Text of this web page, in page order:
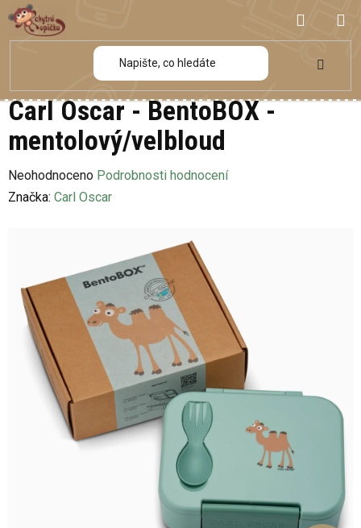
Přejít
na
obsah
KOŠÍK
Carl Oscar - BentoBOX -
mentolový/velbloud
Průměrné
hodnocení
hvězdiček.
Neohodnoceno Podrobnosti hodnocení
Značka: Carl Oscar